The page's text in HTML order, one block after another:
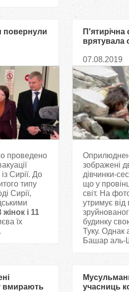
повернули
проведено
Сирії. До
типу
Сирії,
і 11
їх
П'ятирічна
врятувала
07.08.2019
зображені
дівчинки-
що у
світ. На
утримує від
будинку
Туку. Однак
Башар аль-
вмирають
учасниць